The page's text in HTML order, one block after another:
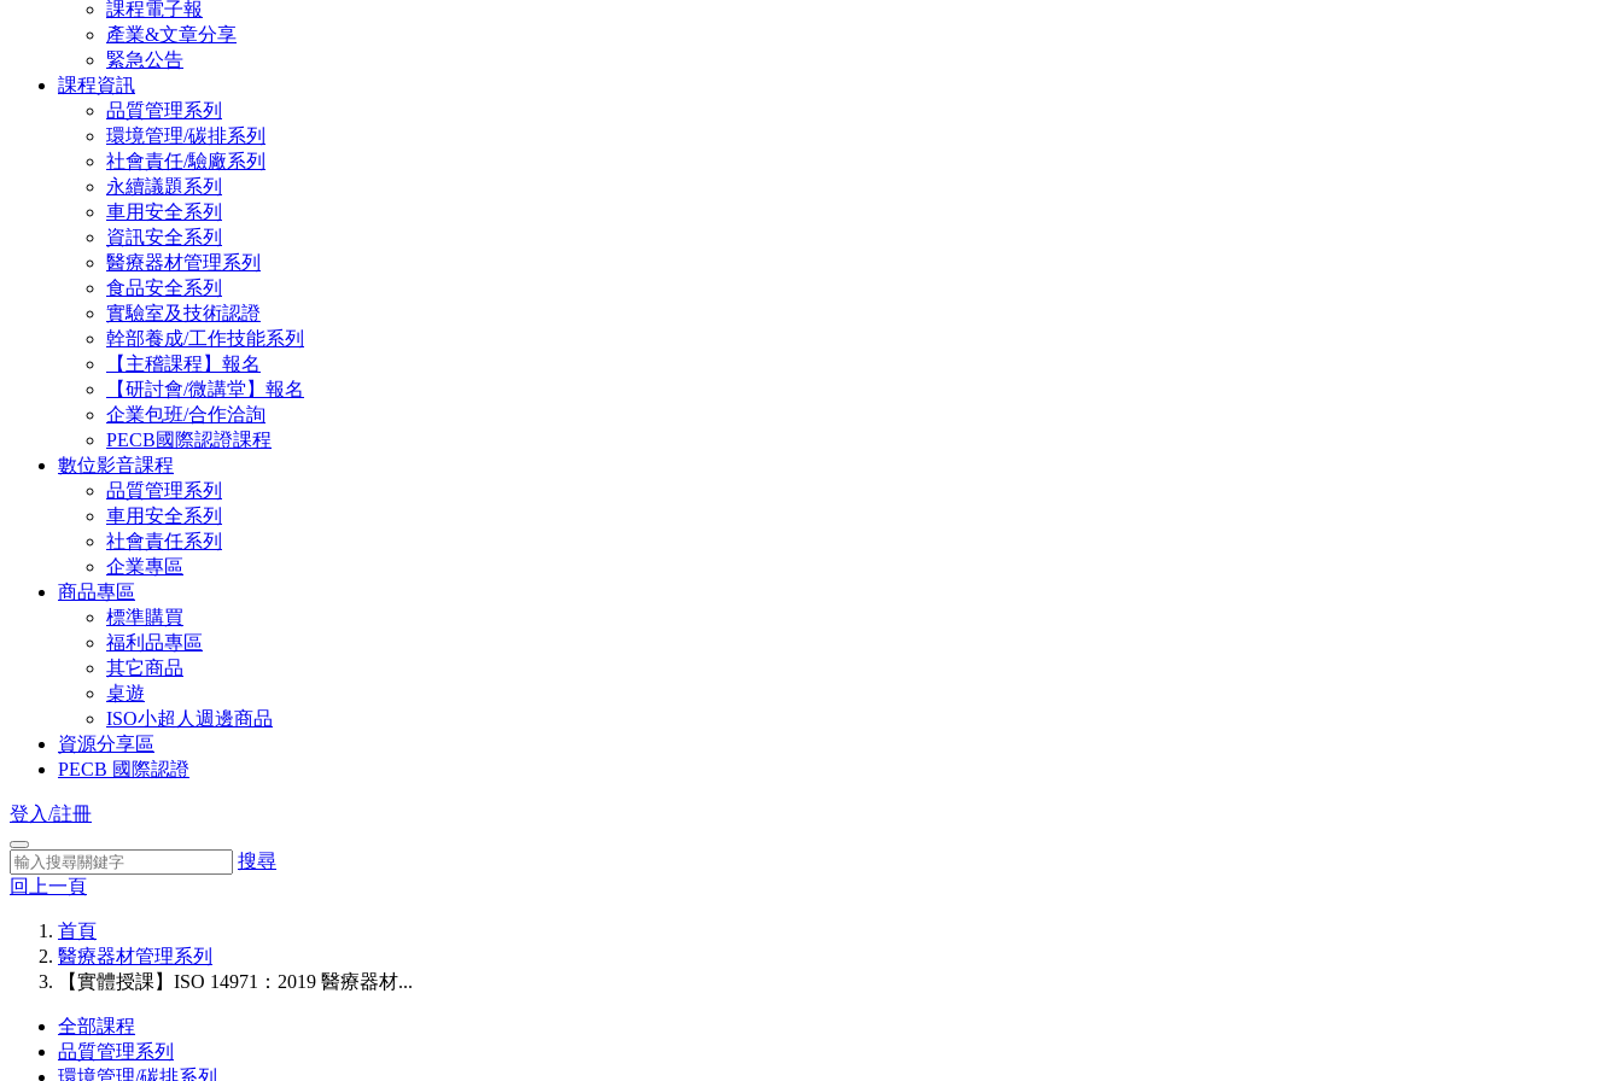
課程電子報
產業&文章分享
緊急公告
課程資訊
品質管理系列
環境管理/碳排系列
社會責任/驗廠系列
永續議題系列
車用安全系列
資訊安全系列
醫療器材管理系列
食品安全系列
實驗室及技術認證
幹部養成/工作技能系列
【主稽課程】報名
【研討會/微講堂】報名
企業包班/合作洽詢
PECB國際認證課程
數位影音課程
品質管理系列
車用安全系列
社會責任系列
企業專區
商品專區
標準購買
福利品專區
其它商品
桌遊
ISO小超人週邊商品
資源分享區
PECB 國際認證
登入/註冊
搜尋
回上一頁
首頁
醫療器材管理系列
【實體授課】ISO 14971：2019 醫療器材...
全部課程
品質管理系列
環境管理/碳排系列